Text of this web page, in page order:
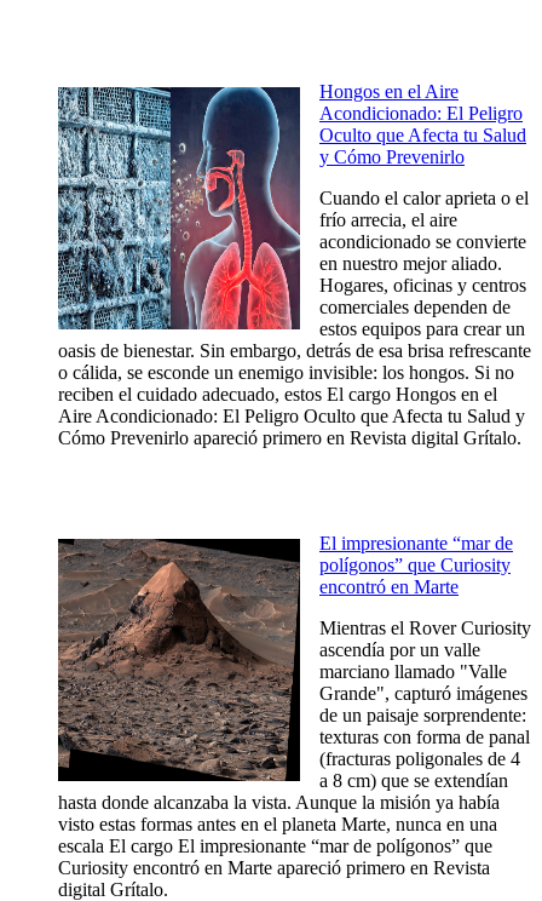
Hongos en el Aire
Acondicionado: El Peligro
Oculto que Afecta tu Salud
y Cómo Prevenirlo
Cuando el calor aprieta o el
frío arrecia, el aire
acondicionado se convierte
en nuestro mejor aliado.
Hogares, oficinas y centros
comerciales dependen de
estos equipos para crear un
oasis de bienestar. Sin embargo, detrás de esa brisa refrescante
o cálida, se esconde un enemigo invisible: los hongos. Si no
reciben el cuidado adecuado, estos El cargo Hongos en el
Aire Acondicionado: El Peligro Oculto que Afecta tu Salud y
Cómo Prevenirlo apareció primero en Revista digital Grítalo.
El impresionante “mar de
polígonos” que Curiosity
encontró en Marte
Mientras el Rover Curiosity
ascendía por un valle
marciano llamado "Valle
Grande", capturó imágenes
de un paisaje sorprendente:
texturas con forma de panal
(fracturas poligonales de 4
a 8 cm) que se extendían
hasta donde alcanzaba la vista. Aunque la misión ya había
visto estas formas antes en el planeta Marte, nunca en una
escala El cargo El impresionante “mar de polígonos” que
Curiosity encontró en Marte apareció primero en Revista
digital Grítalo.